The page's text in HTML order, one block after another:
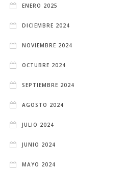
ENERO 2025
DICIEMBRE 2024
NOVIEMBRE 2024
OCTUBRE 2024
SEPTIEMBRE 2024
AGOSTO 2024
JULIO 2024
JUNIO 2024
MAYO 2024